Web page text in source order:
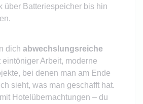
über Batteriespeicher bis hin
dich abwechslungsreiche
eintöniger Arbeit, moderne
bei denen man am Ende
sieht, was man geschafft hat.
Hotelübernachtungen – du